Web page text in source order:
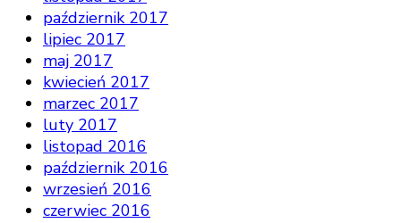
październik 2017
lipiec 2017
maj 2017
kwiecień 2017
marzec 2017
luty 2017
listopad 2016
październik 2016
wrzesień 2016
czerwiec 2016